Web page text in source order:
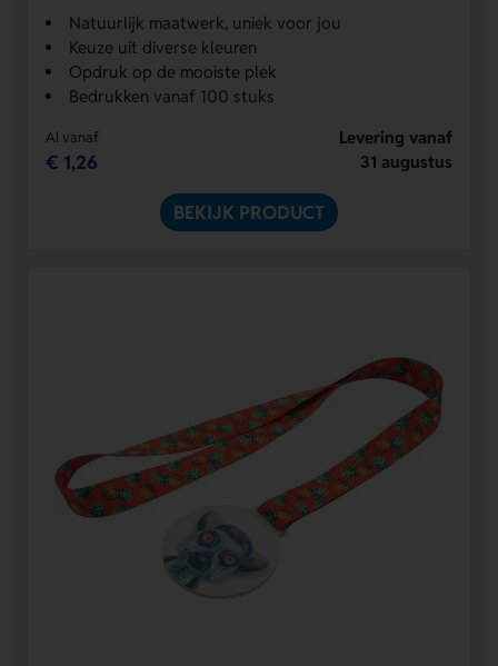
Natuurlijk maatwerk, uniek voor jou
Keuze uit diverse kleuren
Opdruk op de mooiste plek
Bedrukken vanaf 100 stuks
Al vanaf
€ 1,26
Levering vanaf
31 augustus
BEKIJK PRODUCT